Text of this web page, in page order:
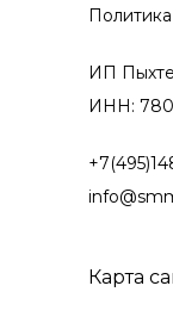
ИП
ИНН:
Карта